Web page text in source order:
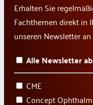
Erhalten Sie
Fachthemen direkt in
unseren Newsletter
Alle Newsletter
CME
Concept